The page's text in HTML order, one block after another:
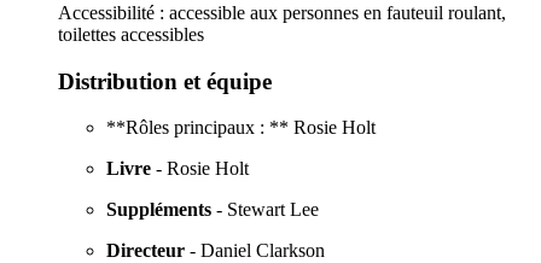
Accessibilité : accessible aux personnes en fauteuil roulant,
toilettes accessibles
Distribution et équipe
**Rôles principaux : ** Rosie Holt
Livre - Rosie Holt
Suppléments - Stewart Lee
Directeur - Daniel Clarkson